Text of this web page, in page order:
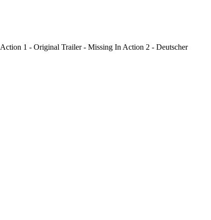
1 - Original Trailer - Missing In Action 2 - Deutscher